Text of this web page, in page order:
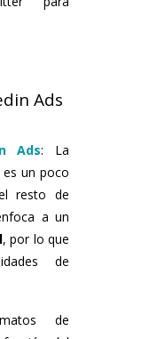
Ads
Ads: La
es un poco
resto de
a un
, por lo que
de
de